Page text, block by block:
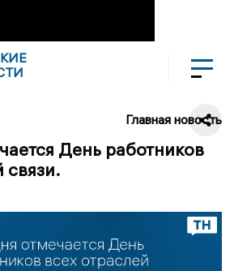
Главная новость
День работников
связи.